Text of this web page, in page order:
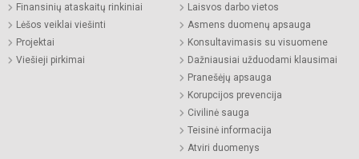
Finansinių ataskaitų rinkiniai
Lėšos veiklai viešinti
Projektai
Viešieji pirkimai
Laisvos darbo vietos
Asmens duomenų apsauga
Konsultavimasis su visuomene
Dažniausiai užduodami klausimai
Pranešėjų apsauga
Korupcijos prevencija
Civilinė sauga
Teisinė informacija
Atviri duomenys